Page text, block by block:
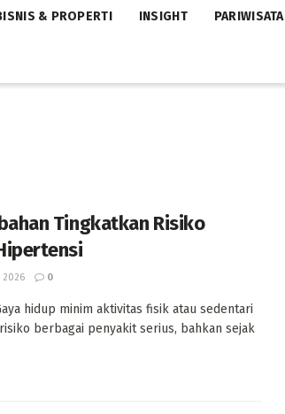
& PROPERTI INSIGHT PARIWISATA
Tingkatkan Risiko
2026 0
hidup minim aktivitas fisik atau sedentari
berbagai penyakit serius, bahkan sejak